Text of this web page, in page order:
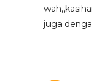
juga